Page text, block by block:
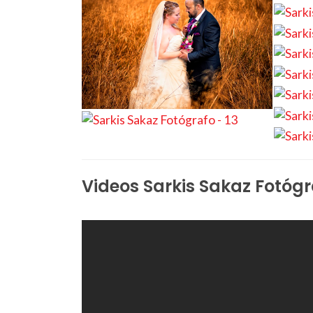
Videos Sarkis Sakaz